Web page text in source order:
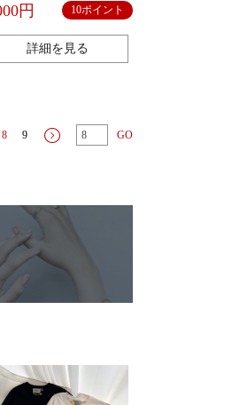
円 10ポイント
詳細を見る
8 9 GO